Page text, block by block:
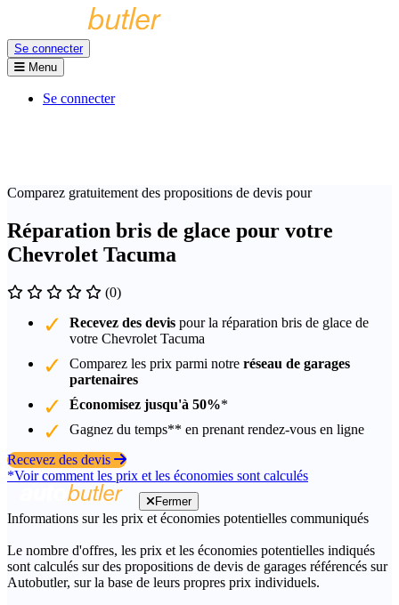
Se connecter
Menu
Se connecter
Comparez gratuitement des propositions de devis pour
Réparation bris de glace pour votre
Chevrolet Tacuma
(0)
Recevez des devis pour la réparation bris de glace de
votre Chevrolet Tacuma
Comparez les prix parmi notre réseau de garages
partenaires
Économisez jusqu'à 50%*
Gagnez du temps** en prenant rendez-vous en ligne
Recevez des devis
*Voir comment les prix et les économies sont calculés
Fermer
Informations sur les prix et économies potentielles communiqués
Le nombre d'offres, les prix et les économies potentielles indiqués
sont calculés sur des propositions de devis de garages référencés sur
Autobutler, sur la base de leurs propres prix individuels.